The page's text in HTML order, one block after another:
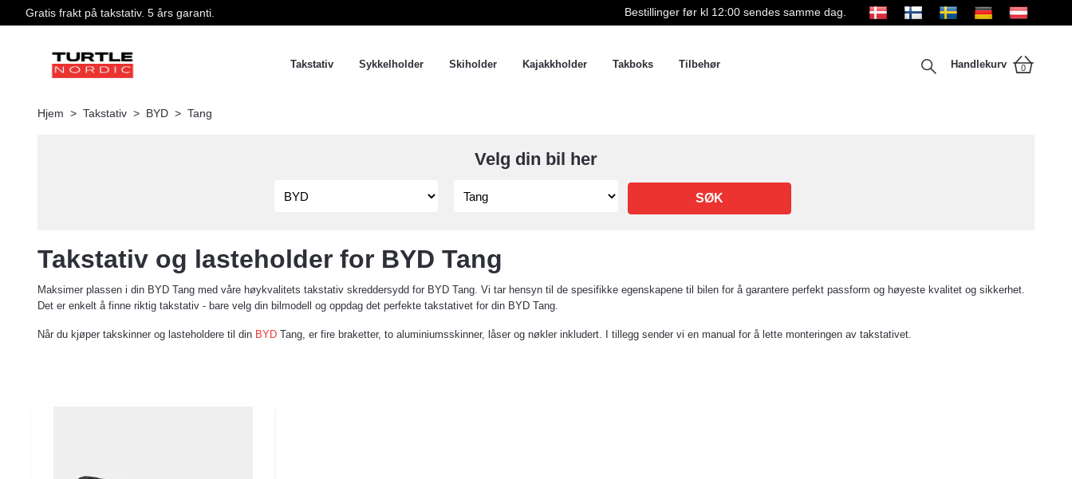
Gratis frakt på takstativ. 5 års garanti. Bestillinger før kl 12:00 sendes samme dag.
Takstativ Sykkelholder Skiholder Kajakkholder Takboks Tilbehør Handlekurv 0
Hjem Takstativ BYD Tang
Velg din bil her
SØK
Takstativ og lasteholder for BYD Tang
Maksimer plassen i din BYD Tang med våre høykvalitets takstativ skreddersydd for BYD Tang. Vi tar hensyn til de spesifikke egenskapene til bilen for å garantere perfekt passform og høyeste kvalitet og sikkerhet.
Det er enkelt å finne riktig takstativ - bare velg din bilmodell og oppdag det perfekte takstativet for din BYD Tang.
Når du kjøper takskinner og lasteholdere til din BYD Tang, er fire braketter, to aluminiumsskinner, låser og nøkler inkludert. I tillegg sender vi en manual for å lette monteringen av takstativet.